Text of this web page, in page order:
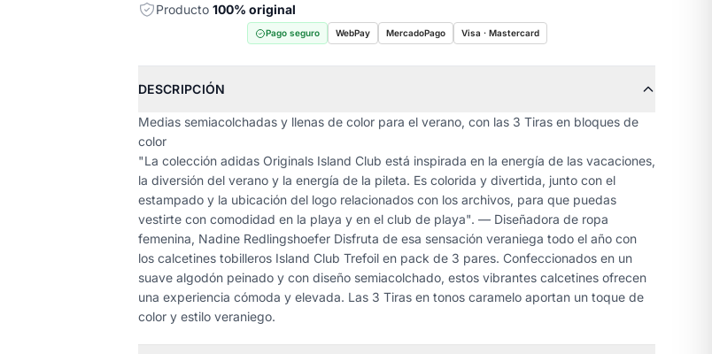
Producto 100% original
Pago seguro WebPay MercadoPago Visa · Mastercard
DESCRIPCIÓN
Medias semiacolchadas y llenas de color para el verano, con las 3 Tiras en bloques de
color
"La colección adidas Originals Island Club está inspirada en la energía de las vacaciones,
la diversión del verano y la energía de la pileta. Es colorida y divertida, junto con el
estampado y la ubicación del logo relacionados con los archivos, para que puedas
vestirte con comodidad en la playa y en el club de playa". — Diseñadora de ropa
femenina, Nadine Redlingshoefer Disfruta de esa sensación veraniega todo el año con
los calcetines tobilleros Island Club Trefoil en pack de 3 pares. Confeccionados en un
suave algodón peinado y con diseño semiacolchado, estos vibrantes calcetines ofrecen
una experiencia cómoda y elevada. Las 3 Tiras en tonos caramelo aportan un toque de
color y estilo veraniego.